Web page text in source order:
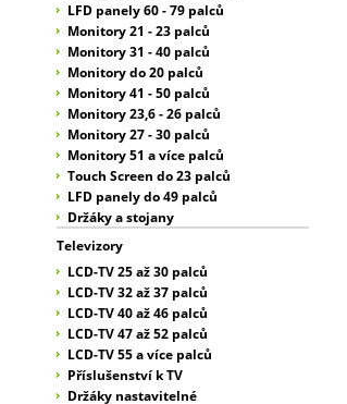
LFD panely 60 - 79 palců
Monitory 21 - 23 palců
Monitory 31 - 40 palců
Monitory do 20 palců
Monitory 41 - 50 palců
Monitory 23,6 - 26 palců
Monitory 27 - 30 palců
Monitory 51 a více palců
Touch Screen do 23 palců
LFD panely do 49 palců
Držáky a stojany
Televizory
LCD-TV 25 až 30 palců
LCD-TV 32 až 37 palců
LCD-TV 40 až 46 palců
LCD-TV 47 až 52 palců
LCD-TV 55 a více palců
Příslušenství k TV
Držáky nastavitelné